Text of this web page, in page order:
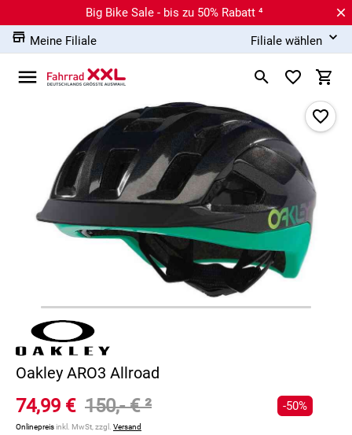
Big Bike Sale - bis zu 50% Rabatt ⁴
Meine Filiale
Filiale wählen
Oakley ARO3 Allroad
74,99 € 150,- €²
Onlinepreisinkl. MwSt, zzgl. Versand
-50%